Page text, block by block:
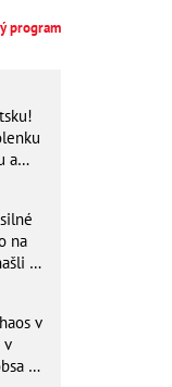
program
a
na
o
v
v
aj